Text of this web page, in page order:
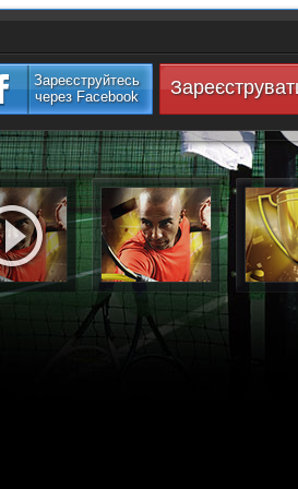
Зареєструйтесь
через Facebook